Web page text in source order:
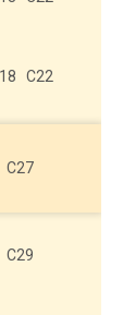
C22
C27
C29